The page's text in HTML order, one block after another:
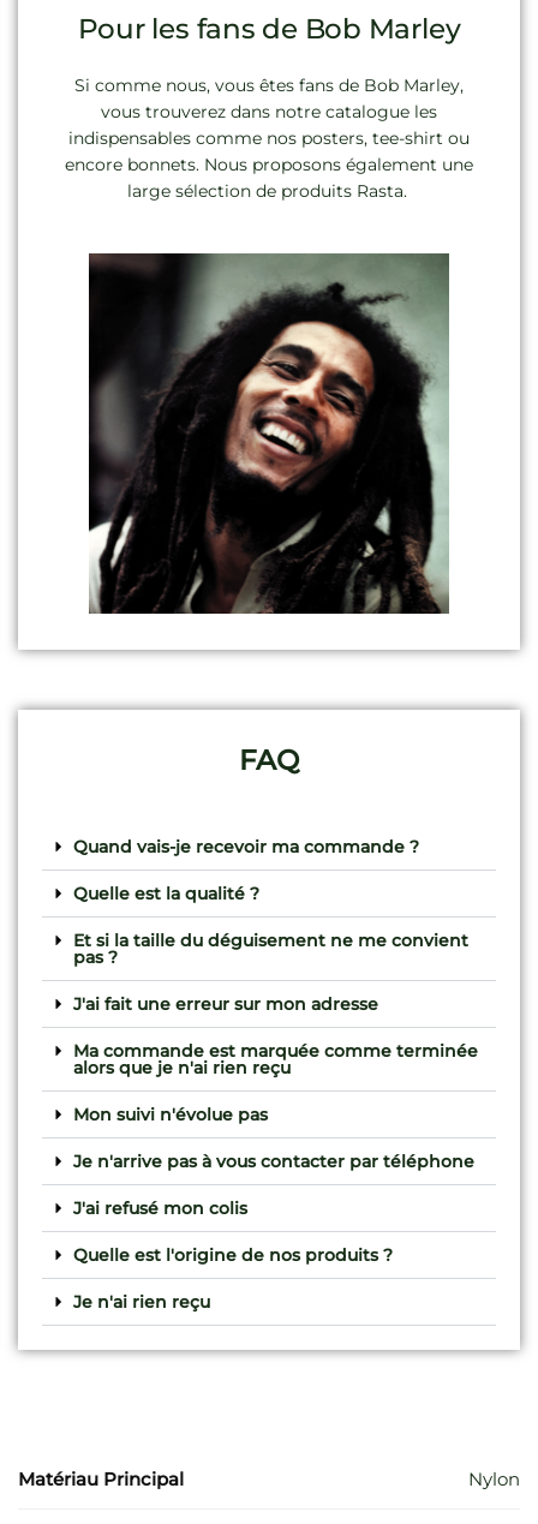
Pour les fans de Bob Marley
Si comme nous, vous êtes fans de Bob Marley,
vous trouverez dans notre catalogue les
indispensables comme nos posters, tee-shirt ou
encore bonnets. Nous proposons également une
large sélection de produits Rasta.
FAQ
Quand vais-je recevoir ma commande ?
Quelle est la qualité ?
Et si la taille du déguisement ne me convient
pas ?
J'ai fait une erreur sur mon adresse
Ma commande est marquée comme terminée
alors que je n'ai rien reçu
Mon suivi n'évolue pas
Je n'arrive pas à vous contacter par téléphone
J'ai refusé mon colis
Quelle est l'origine de nos produits ?
Je n'ai rien reçu
Matériau Principal Nylon